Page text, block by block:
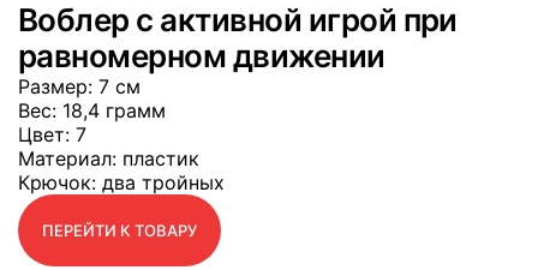
Воблер с активной игрой при
равномерном движении
Размер: 7 см
Вес: 18,4 грамм
Цвет: 7
Материал: пластик
Крючок: два тройных
ПЕРЕЙТИ К ТОВАРУ